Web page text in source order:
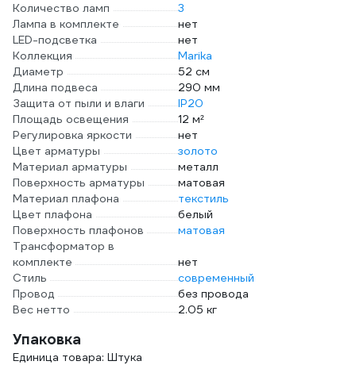
Количество ламп
3
Лампа в комплекте
нет
LED-подсветка
нет
Коллекция
Marika
Диаметр
52 см
Длина подвеса
290 мм
Защита от пыли и влаги
IP20
Площадь освещения
12 м²
Регулировка яркости
нет
Цвет арматуры
золото
Материал арматуры
металл
Поверхность арматуры
матовая
Материал плафона
текстиль
Цвет плафона
белый
Поверхность плафонов
матовая
Трансформатор в
комплекте
нет
Стиль
современный
Провод
без провода
Вес нетто
2.05 кг
Упаковка
Единица товара: Штука